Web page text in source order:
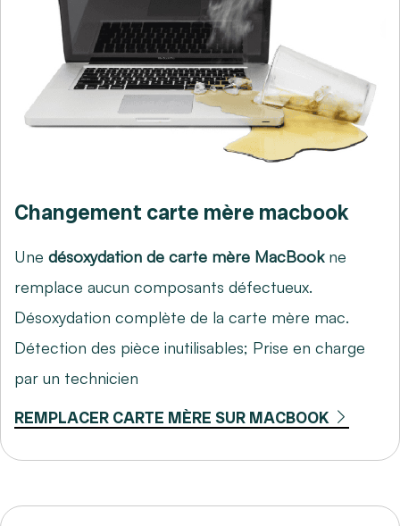
Changement carte mère macbook
Une désoxydation de carte mère MacBookne
remplace aucun composants défectueux.
Désoxydation complète de la carte mère mac.
Détection des pièce inutilisables; Prise en charge
par un technicien
REMPLACER CARTE MÈRE SUR MACBOOK